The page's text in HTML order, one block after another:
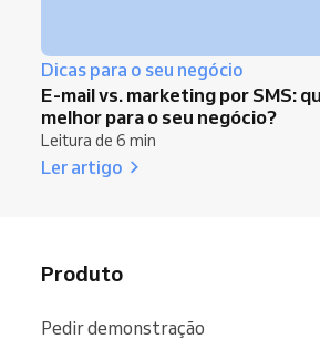
Dicas para o seu negócio
E-mail vs. marketing por SMS:
melhor para o seu negócio?
Leitura de 6 min
Ler artigo
Produto
Pedir demonstração